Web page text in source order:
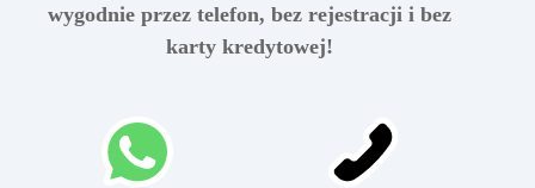
wygodnie przez telefon, bez rejestracji i bez
karty kredytowej!